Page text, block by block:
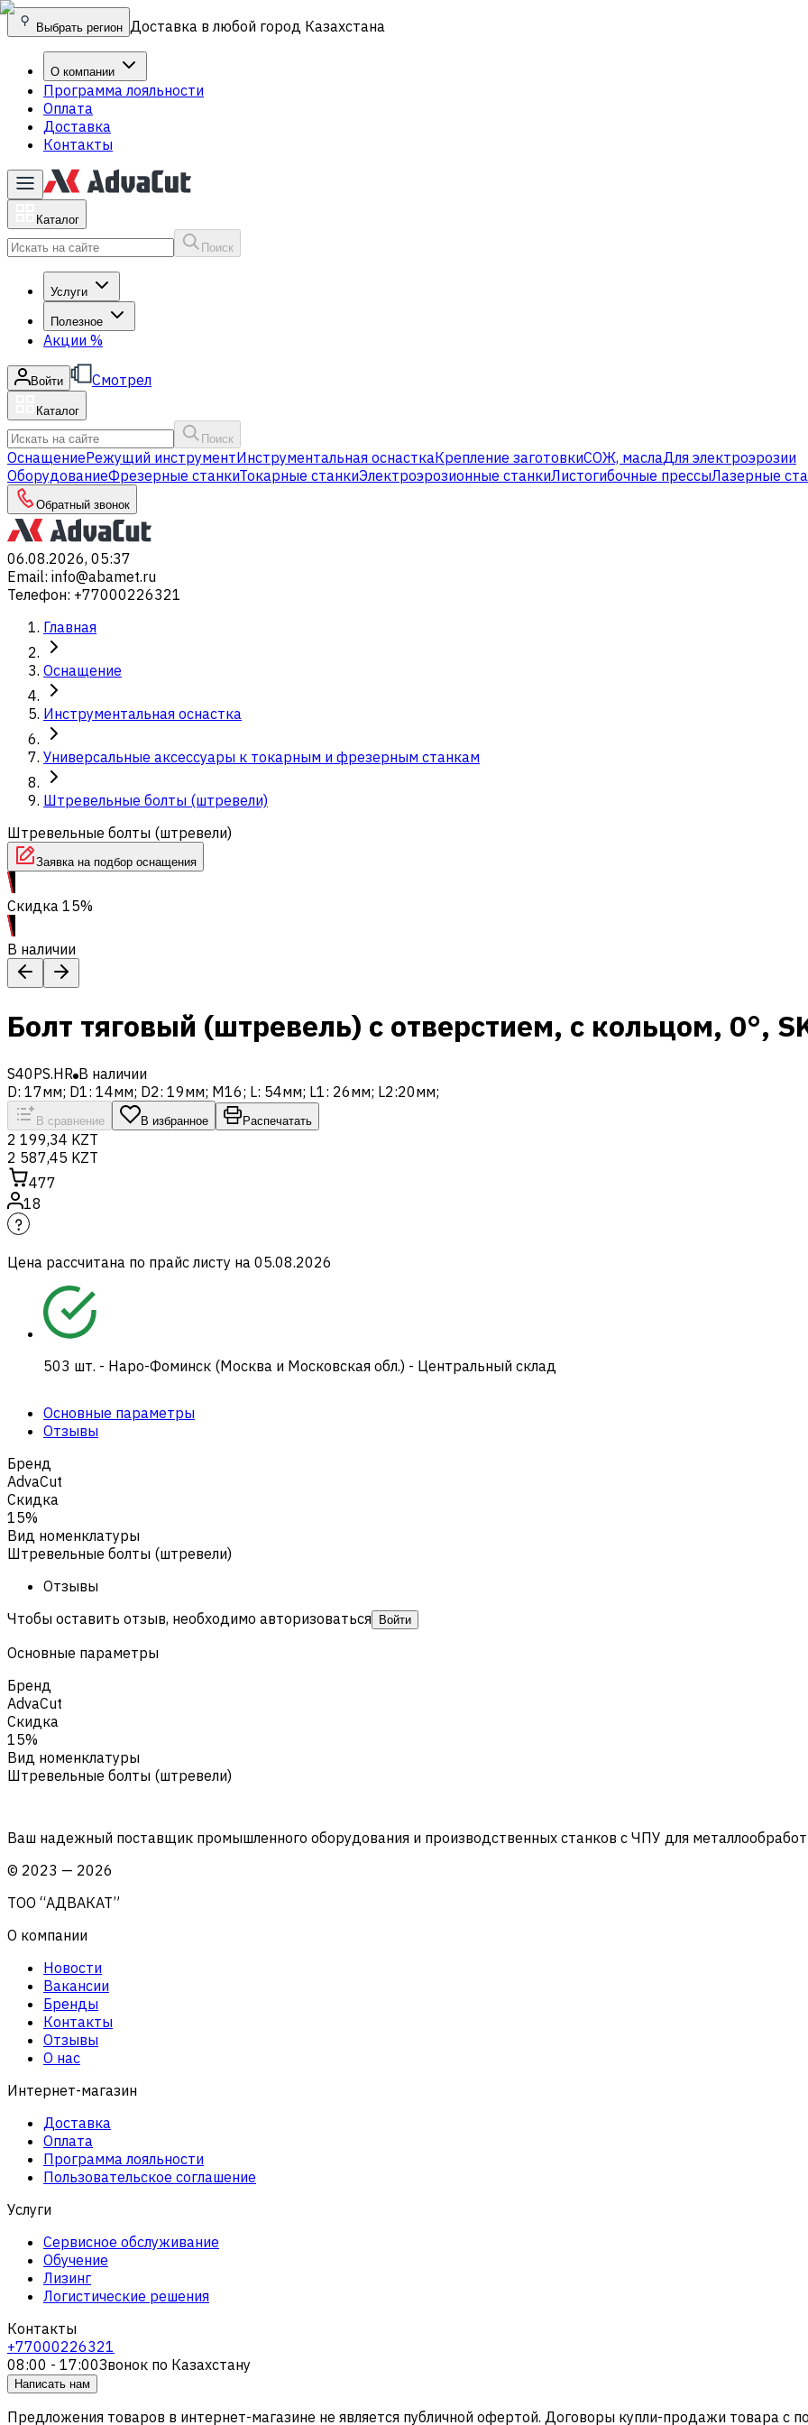
Выбрать регион Доставка в любой город Казахстана
О компании
Программа лояльности
Оплата
Доставка
Контакты
Каталог
Поиск
Услуги
Полезное
Акции %
Войти Смотрел
Каталог
Поиск
ОснащениеРежущий инструментИнструментальная оснасткаКрепление заготовкиСОЖ, маслаДля электроэрозии
ОборудованиеФрезерные станкиТокарные станкиЭлектроэрозионные станкиЛистогибочные прессыЛазерные
Обратный звонок
06.08.2026, 05:37
Email: info@abamet.ru
Телефон: +77000226321
Главная
Оснащение
Инструментальная оснастка
Универсальные аксессуары к токарным и фрезерным станкам
Штревельные болты (штревели)
Штревельные болты (штревели)
Заявка на подбор оснащения
Скидка 15%
В наличии
Болт тяговый (штревель) с отверстием, с кольцом, 0°,
S40PS.HR В наличии
D: 17мм; D1: 14мм; D2: 19мм; M16; L: 54мм; L1: 26мм; L2:20мм;
В сравнение В избранное Распечатать
2 199,34 KZT
2 587,45 KZT
477
18
Цена рассчитана по прайс листу на 05.08.2026
503 шт. - Наро-Фоминск (Москва и Московская обл.) - Центральный склад
Основные параметры
Отзывы
Бренд
AdvaCut
Скидка
15%
Вид номенклатуры
Штревельные болты (штревели)
Отзывы
Чтобы оставить отзыв, необходимо авторизоваться
Войти
Основные параметры
Бренд
AdvaCut
Скидка
15%
Вид номенклатуры
Штревельные болты (штревели)
Ваш надежный поставщик промышленного оборудования и производственных станков с ЧПУ для
© 2023 — 2026
ТОО “АДВАКАТ”
О компании
Новости
Вакансии
Бренды
Контакты
Отзывы
О нас
Интернет-магазин
Доставка
Оплата
Программа лояльности
Пользовательское соглашение
Услуги
Сервисное обслуживание
Обучение
Лизинг
Логистические решения
Контакты
+77000226321
08:00 - 17:00Звонок по Казахстану
Написать нам
Предложения товаров в интернет-магазине не является публичной офертой. Договоры купли-продажи товара с